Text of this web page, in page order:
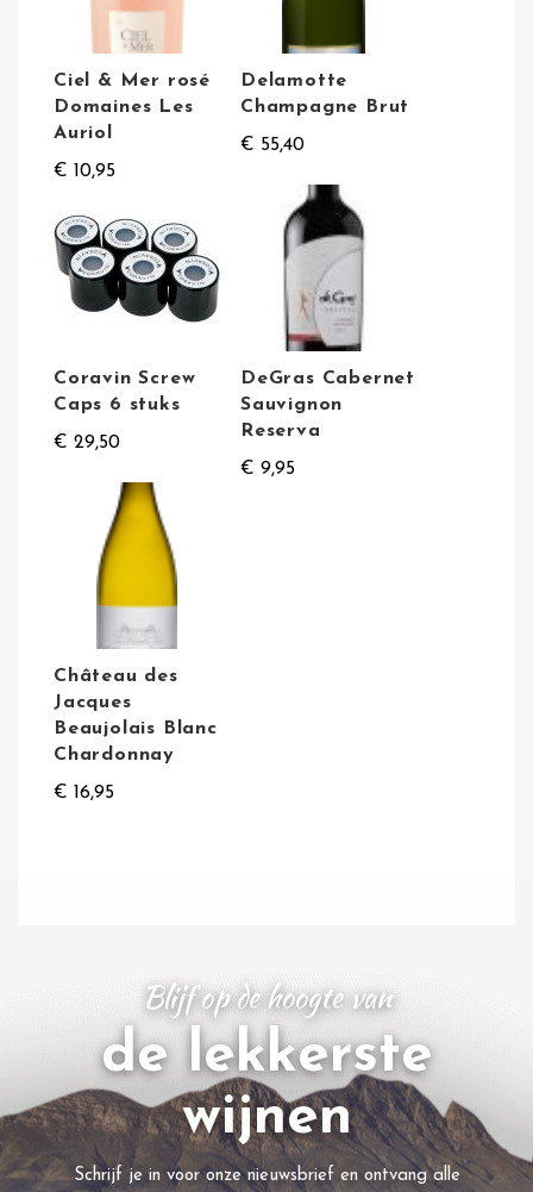
Ciel & Mer rosé
Domaines Les
Auriol
€ 10,95
Delamotte
Champagne Brut
€ 55,40
Coravin Screw
Caps 6 stuks
€ 29,50
DeGras Cabernet
Sauvignon
Reserva
€ 9,95
Château des
Jacques
Beaujolais Blanc
Chardonnay
€ 16,95
Blijf op de hoogte van
de lekkerste
wijnen
Schrijf je in voor onze nieuwsbrief en ontvang alle